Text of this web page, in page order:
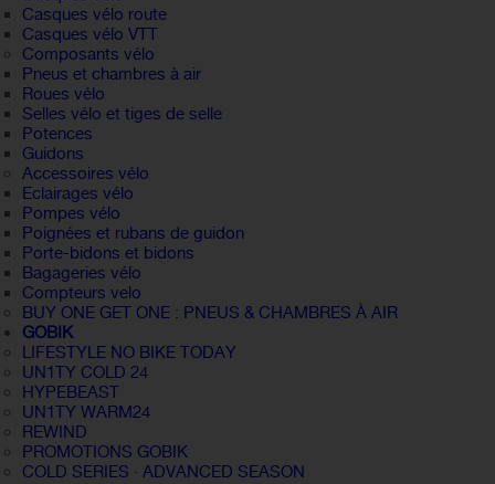
Casques vélo route
Casques vélo VTT
Composants vélo
Pneus et chambres à air
Roues vélo
Selles vélo et tiges de selle
Potences
Guidons
Accessoires vélo
Eclairages vélo
Pompes vélo
Poignées et rubans de guidon
Porte-bidons et bidons
Bagageries vélo
Compteurs velo
BUY ONE GET ONE : PNEUS & CHAMBRES À AIR
GOBIK
LIFESTYLE NO BIKE TODAY
UN1TY COLD 24
HYPEBEAST
UN1TY WARM24
REWIND
PROMOTIONS GOBIK
COLD SERIES · ADVANCED SEASON